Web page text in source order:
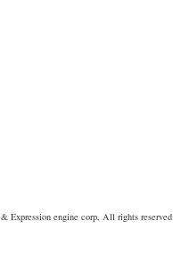
& Expression engine corp, All rights reserved